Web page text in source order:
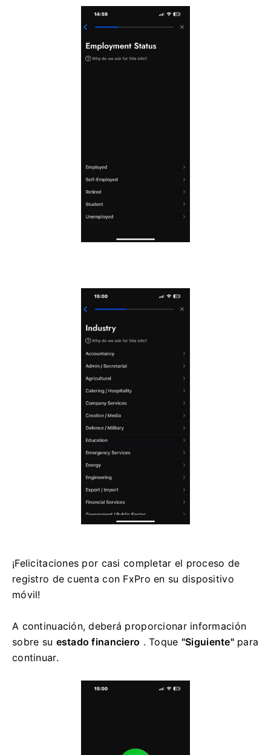
¡Felicitaciones por casi completar el proceso de
registro de cuenta con FxPro en su dispositivo
móvil!
A continuación, deberá proporcionar información
sobre su estado financiero . Toque "Siguiente"para
continuar.